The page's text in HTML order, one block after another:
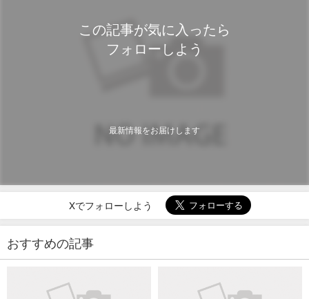
この記事が気に入ったら
フォローしよう
最新情報をお届けします
Xでフォローしよう
おすすめの記事